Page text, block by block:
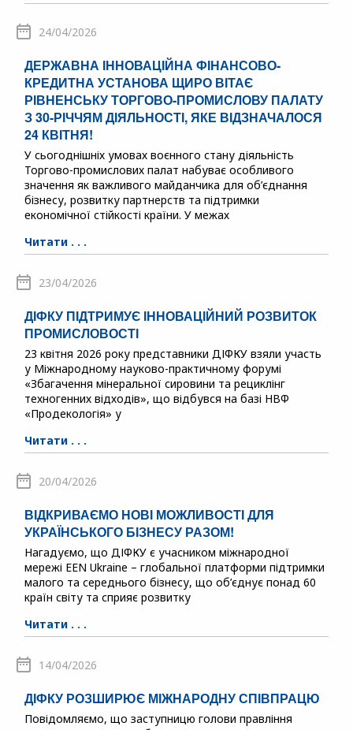
24/04/2026
ДЕРЖАВНА ІННОВАЦІЙНА ФІНАНСОВО-
КРЕДИТНА УСТАНОВА ЩИРО ВІТАЄ
РІВНЕНСЬКУ ТОРГОВО-ПРОМИСЛОВУ ПАЛАТУ
З 30-РІЧЧЯМ ДІЯЛЬНОСТІ, ЯКЕ ВІДЗНАЧАЛОСЯ
24 КВІТНЯ!
У сьогоднішніх умовах воєнного стану діяльність
Торгово-промислових палат набуває особливого
значення як важливого майданчика для об’єднання
бізнесу, розвитку партнерств та підтримки
економічної стійкості країни. У межах
Читати . . .
23/04/2026
ДІФКУ ПІДТРИМУЄ ІННОВАЦІЙНИЙ РОЗВИТОК
ПРОМИСЛОВОСТІ
23 квітня 2026 року представники ДІФКУ взяли участь
у Міжнародному науково-практичному форумі
«Збагачення мінеральної сировини та рециклінг
техногенних відходів», що відбувся на базі НВФ
«Продекологія» у
Читати . . .
20/04/2026
ВІДКРИВАЄМО НОВІ МОЖЛИВОСТІ ДЛЯ
УКРАЇНСЬКОГО БІЗНЕСУ РАЗОМ!
Нагадуємо, що ДІФКУ є учасником міжнародної
мережі EEN Ukraine – глобальної платформи підтримки
малого та середнього бізнесу, що об’єднує понад 60
країн світу та сприяє розвитку
Читати . . .
14/04/2026
ДІФКУ РОЗШИРЮЄ МІЖНАРОДНУ СПІВПРАЦЮ
Повідомляємо, що заступницю голови правління